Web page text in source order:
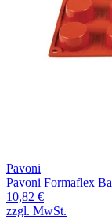
Pavoni
Pavoni Formaflex
10,82 €
zzgl. MwSt.